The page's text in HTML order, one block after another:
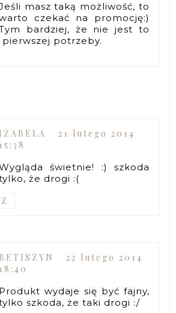
masz taką możliwość, to
czekać na promocję:)
bardziej, że nie jest to
potrzeby.
IZABELA
21 lutego 2014
15:38
świetnie! :) szkoda
że drogi :(
BETISZYN
22 lutego 2014
18:40
Produkt wydaje się być fajny,
szkoda, że taki drogi :/